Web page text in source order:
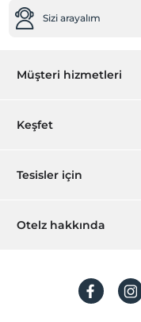
Sizi arayalım
Müşteri hizmetleri
Rezervasyon yönet
Sıkça sorulan sorular
Keşfet
Hediye Kart
Hesap oluştur
Tesisler için
Hemen tesisinizi
Otelz hakkında